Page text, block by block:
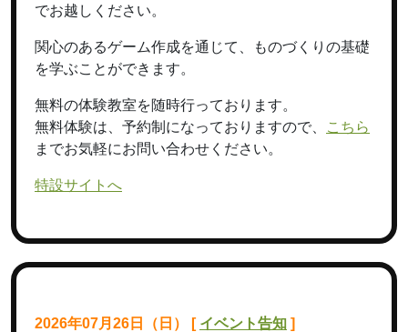
でお越しください。
関心のあるゲーム作成を通じて、ものづくりの基礎
を学ぶことができます。
無料の体験教室を随時行っております。
無料体験は、予約制になっておりますので、
こちら
までお気軽にお問い合わせください。
特設サイトへ
2026年07月26日（日） [ イベント告知 ]